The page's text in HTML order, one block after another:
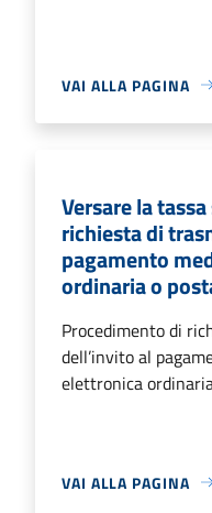
VAI ALLA PAGINA
Versare la
richiesta di
pagamento
ordinaria o
Procedimento di
dell’invito al
elettronica
VAI ALLA PAGINA